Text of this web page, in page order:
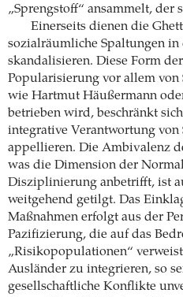
„Sprengstoff“ ansammelt, der
Einerseits dienen die
sozialräumliche Spaltungen
skandalisieren. Diese Form
Popularisierung vor allem von
wie Hartmut Häußermann
betrieben wird, beschränkt
integrative Verantwortung von
appellieren. Die Ambivalenz
was die Dimension der
Disziplinierung anbetrifft, ist
weitgehend getilgt. Das
Maßnahmen erfolgt aus der
Pazifizierung, die auf das
„Risikopopulationen“
Ausländer zu integrieren, so
gesellschaftliche Konflikte